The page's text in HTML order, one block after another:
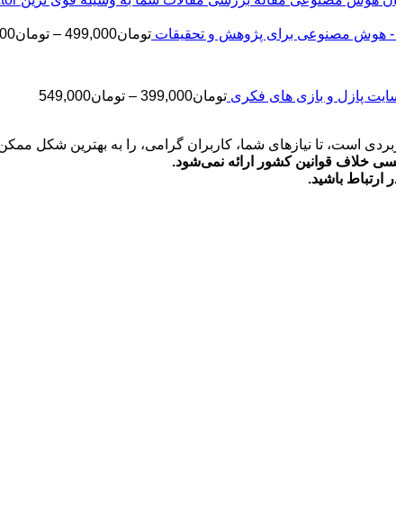
تومان499,000
– تومان
تومان399,000
– تومان549,000
تا
است، تا نیازهای شما، کاربران گرامی، را به بهترین شکل
خلاف قوانین کشور ارائه نمی‌شود.